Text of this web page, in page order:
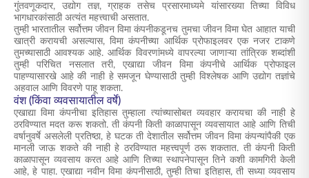
गुंतवणूकदार, उद्योग तज्ञ, ग्राहक तसेच प्रसारमाध्यमे यांसारख्या तिच्या विविध
भागधारकांसाठी अत्यंत महत्त्वाची असतात.
तुम्ही भारतातील सर्वोत्तम जीवन विमा कंपनीकडूनच तुमचा जीवन विमा घेत आहात याची
खात्री करायची असल्यास, विमा कंपनीच्या आर्थिक प्रोफाइलवर एक नजर टाकणे
तुमच्यासाठी आवश्यक आहे. आर्थिक विवरणांमध्ये वापरल्या जाणाऱ्या तांत्रिक शब्दांशी
तुम्ही परिचित नसलात तरी, एखाद्या जीवन विमा कंपनीचे आर्थिक प्रोफाइल
पाहण्यासारखे आहे की नाही हे समजून घेण्यासाठी तुम्ही विश्लेषक आणि उद्योग तज्ञांचे
अहवाल आणि विवरणे पाहू शकता.
वंश (किंवा व्यवसायातील वर्षे)
एखाद्या विमा कंपनीचा इतिहास तुम्हाला त्यांच्यासोबत व्यवहार करायचा की नाही हे
ठरविण्यात मदत करू शकतो. ती कंपनी किती काळापासून व्यवसायात आहे आणि तिची
वर्षानुवर्षे असलेली प्रतिष्ठा, हे घटक ती देशातील सर्वोत्तम जीवन विमा कंपन्यांपैकी एक
मानली जाऊ शकते की नाही हे ठरविण्यात महत्त्वपूर्ण ठरू शकतात. ती कंपनी किती
काळापासून व्यवसाय करत आहे आणि तिच्या स्थापनेपासून तिने कशी कामगिरी केली
आहे, हे पाहा. एखाद्या नवीन विमा कंपनीसाठी, तुम्ही तिचा इतिहास, ती सध्या व्यवसाय